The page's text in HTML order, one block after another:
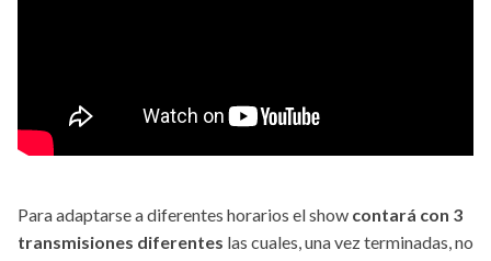
Para adaptarse a diferentes horarios el show contará con 3
transmisiones diferentes las cuales, una vez terminadas, no